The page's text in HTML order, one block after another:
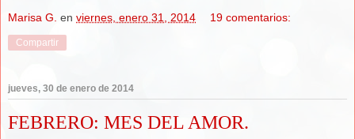
Marisa G. en viernes, enero 31, 2014 19 comentarios:
Compartir
jueves, 30 de enero de 2014
FEBRERO: MES DEL AMOR.